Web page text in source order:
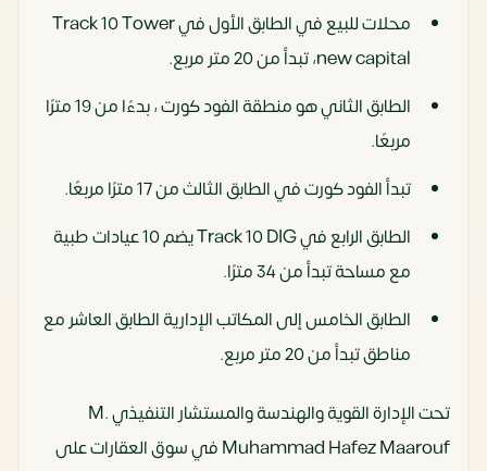
محلات للبيع في الطابق الأول في Track 10 Tower
new capital، تبدأ من 20 متر مربع.
الطابق الثاني هو منطقة الفود كورت ، بدءًا من 19 مترًا
مربعًا.
تبدأ الفود كورت في الطابق الثالث من 17 مترًا مربعًا.
الطابق الرابع في Track 10 DIG يضم 10 عيادات طبية
مع مساحة تبدأ من 34 مترًا.
الطابق الخامس إلى المكاتب الإدارية الطابق العاشر مع
مناطق تبدأ من 20 متر مربع.
تحت الإدارة القوية والهندسة والمستشار التنفيذي M.
Muhammad Hafez Maarouf في سوق العقارات على